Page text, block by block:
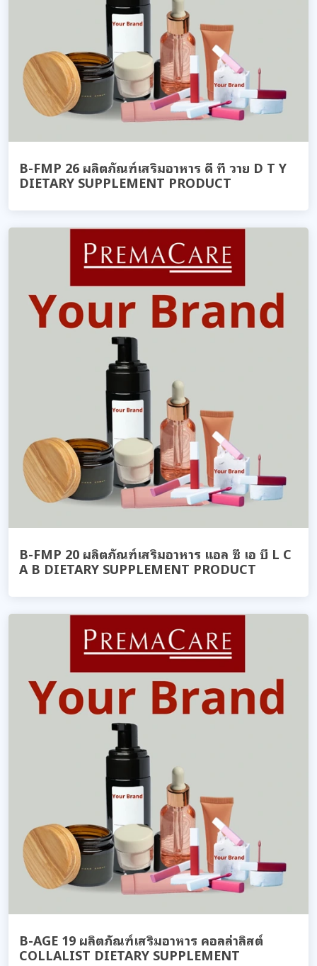
B-FMP 26 ผลิตภัณฑ์เสริมอาหาร ดี ที วาย D T Y
DIETARY SUPPLEMENT PRODUCT
B-FMP 20 ผลิตภัณฑ์เสริมอาหาร แอล ซี เอ บี L C
A B DIETARY SUPPLEMENT PRODUCT
B-AGE 19 ผลิตภัณฑ์เสริมอาหาร คอลล่าลิสต์
COLLALIST DIETARY SUPPLEMENT